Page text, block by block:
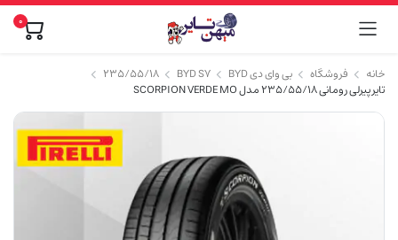
0
خانه فروشگاه بی وای دی BYD BYD S7
۲۳۵/۵۵/۱۸
تایر پیرلی رومانی 235/55/18 مدل SCORPION VERDE MO